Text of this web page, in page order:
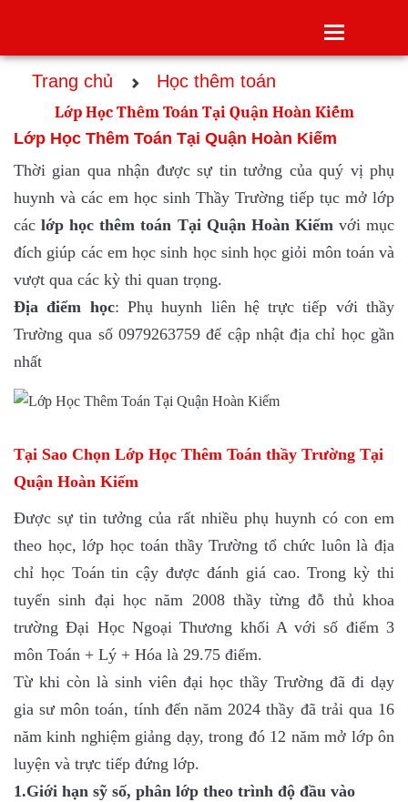
Toggle
Trang chủ
Học thêm toán
Lớp Học Thêm Toán Tại Quận Hoàn Kiếm
Lớp Học Thêm Toán Tại Quận Hoàn Kiếm
Thời gian qua nhận được sự tin tưởng của quý vị phụ
huynh và các em học sinh Thầy Trường tiếp tục mở lớp
cáclớphọc thêm toán Tại Quận Hoàn Kiếm với mục
đích giúp các em học sinh học sinh học giỏi môn toán và
vượt qua các kỳ thi quan trọng.
Địa điểm học: Phụ huynh liên hệ trực tiếp với thầy
Trường qua số 0979263759 để cập nhật địa chỉ học gần
nhất
Tại Sao Chọn Lớp Học Thêm Toán thầy Trường Tại
Quận Hoàn Kiếm
Được sự tin tưởng của rất nhiều phụ huynh có con em
theo học, lớp học toán thầy Trường tổ chức luôn là địa
chỉ học Toán tin cậy được đánh giá cao. Trong kỳ thi
tuyển sinh đại học năm 2008 thầy từng đỗ thủ khoa
trường Đại Học Ngoại Thương khối A với số điểm 3
môn Toán + Lý + Hóa là 29.75 điểm.
Từ khi còn là sinh viên đại học thầy Trường đã đi dạy
gia sư môn toán, tính đến năm 2024 thầy đã trải qua 16
năm kinh nghiệm giảng dạy, trong đó 12 năm mở lớp ôn
luyện và trực tiếp đứng lớp.
1.Giới hạn sỹ số, phân lớp theo trình độ đầu vào